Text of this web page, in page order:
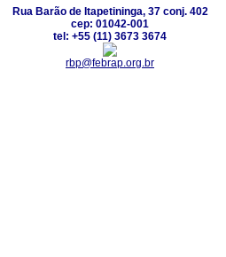
Rua Barão de Itapetininga, 37 conj. 402
cep: 01042-001
tel: +55 (11) 3673 3674
rbp@febrap.org.br